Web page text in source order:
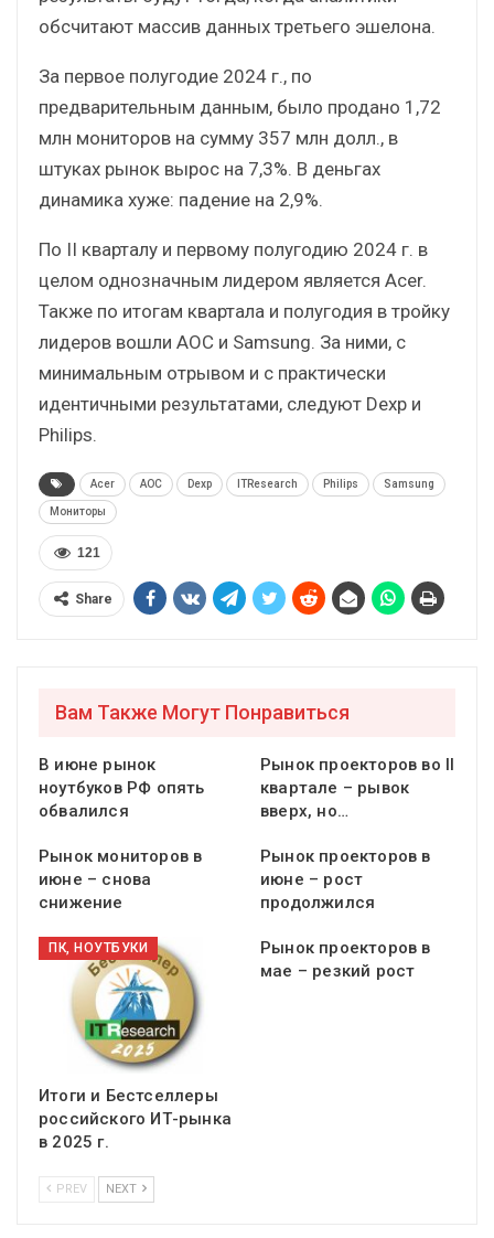
обсчитают массив данных третьего эшелона.
За первое полугодие 2024 г., по
предварительным данным, было продано 1,72
млн мониторов на сумму 357 млн долл., в
штуках рынок вырос на 7,3%. В деньгах
динамика хуже: падение на 2,9%.
По II кварталу и первому полугодию 2024 г. в
целом однозначным лидером является Acer.
Также по итогам квартала и полугодия в тройку
лидеров вошли AOC и Samsung. За ними, с
минимальным отрывом и с практически
идентичными результатами, следуют Dexp и
Philips.
Acer AOC Dexp ITResearch Philips Samsung
Мониторы
121
Share
Вам Также Могут Понравиться
В июне рынок
ноутбуков РФ опять
обвалился
Рынок проекторов во II
квартале – рывок
вверх, но…
Рынок мониторов в
июне – снова
снижение
Рынок проекторов в
июне – рост
продолжился
ПК, НОУТБУКИ
Итоги и Бестселлеры
российского ИТ-рынка
в 2025 г.
Рынок проекторов в
мае – резкий рост
PREV NEXT